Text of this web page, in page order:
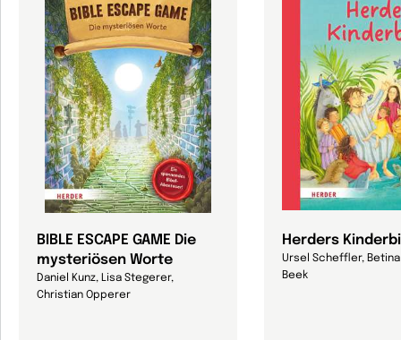
BIBLE ESCAPE GAME Die
mysteriösen Worte
Daniel Kunz, Lisa Stegerer,
Christian Opperer
Herders
Ursel Scheffler,
Beek